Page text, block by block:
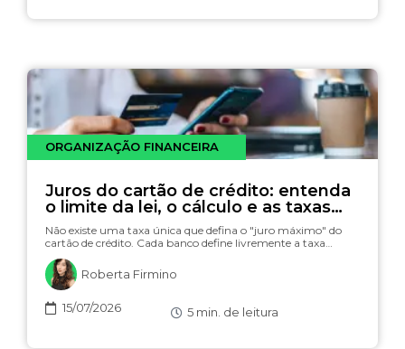
ORGANIZAÇÃO FINANCEIRA
Juros do cartão de crédito: entenda
o limite da lei, o cálculo e as taxas
(com simulador)
Não existe uma taxa única que defina o "juro máximo" do
cartão de crédito. Cada banco define livremente a taxa…
Roberta Firmino
15/07/2026 5 min. de leitura